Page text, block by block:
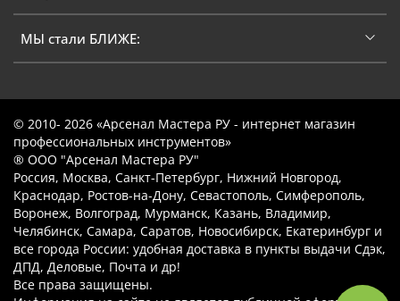
МЫ стали БЛИЖЕ:
© 2010- 2026 «Арсенал Мастера РУ - интернет магазин
профессиональных инструментов»
® ООО "Арсенал Мастера РУ"
Россия, Москва, Санкт-Петербург, Нижний Новгород,
Краснодар, Ростов-на-Дону, Севастополь, Симферополь,
Воронеж, Волгоград, Мурманск, Казань, Владимир,
Челябинск, Самара, Саратов, Новосибирск, Екатеринбург и
все города России: удобная доставка в пункты выдачи Сдэк,
ДПД, Деловые, Почта и др!
Все права защищены.